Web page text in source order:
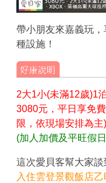
帶小朋友來嘉義玩
種設施！
2大1小(未滿12歲)1
3080元，平日享免
限，依現場安排為主
(加人加價及平旺假
這次愛貝客幫大家談
入住雲登景觀飯店